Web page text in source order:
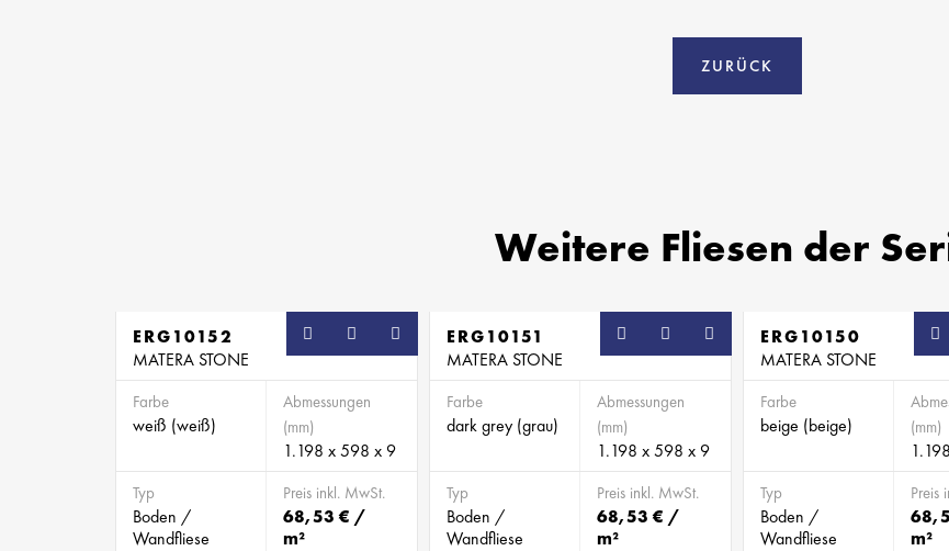
ZURÜCK
Weitere Fliesen der
ERG10152
MATERA STONE
Farbe
weiß (weiß)
Abmessungen
(mm)
1.198 x 598 x 9
Typ
Boden /
Wandfliese
Preis inkl. MwSt.
68,53 € /
m²
ERG10151
MATERA STONE
Farbe
dark grey (grau)
Abmessungen
(mm)
1.198 x 598 x 9
Typ
Boden /
Wandfliese
Preis inkl. MwSt.
68,53 € /
m²
ERG10150
MATERA STONE
Farbe
beige (beige)
(mm)
Typ
Boden /
Wandfliese
Preis
m²